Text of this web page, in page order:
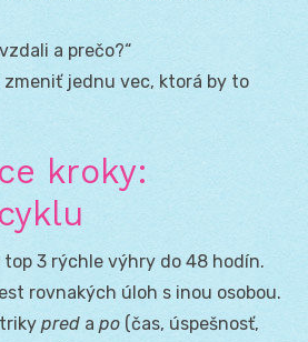
a prečo?“
zmeniť jednu vec, ktorá by to
kroky:
3 rýchle výhry do 48 hodín.
rovnakých úloh s inou osobou.
pred a po (čas, úspešnosť,